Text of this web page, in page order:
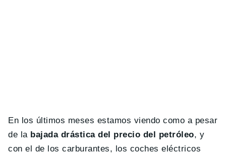
En los últimos meses estamos viendo como a pesar
de la bajada drástica del precio del petróleo, y
con el de los carburantes, los coches eléctricos